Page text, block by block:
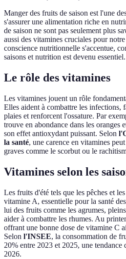
Manger des fruits de saison est l'une
s'assurer une alimentation riche en
de saison ne sont pas seulement plus
aussi des vitamines cruciales pour
conscience nutritionnelle s'accentue,
saisons et nutrition est devenu essentiel.
Le rôle des vitamines
Les vitamines jouent un rôle
Elles aident à combattre les infections,
plaies et renforcent l'ossature. Par
trouve en abondance dans les oranges
son effet antioxydant puissant. Selon
la santé, une carence en vitamines
graves comme le scorbut ou le
Vitamines selon les
Les fruits d'été tels que les pêches et
vitamine A, essentielle pour la santé
lui des fruits comme les agrumes,
aider à combattre les rhumes. Au
offrant une bonne dose de vitamine C
Selon l'INSEE, la consommation de
20% entre 2023 et 2025, une tendance
2026.